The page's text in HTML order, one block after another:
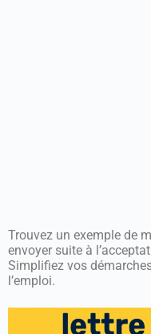
Trouvez un exemple de
envoyer suite à
Simplifiez vos
l’emploi.